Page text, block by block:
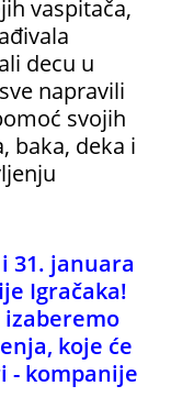
vaspitača,
decu u
napravili
svojih
baka, deka i
i 31. januara
Igračaka!
koje će
- kompanije